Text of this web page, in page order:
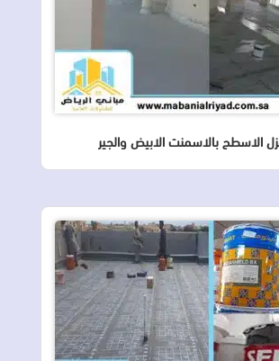
الاسطح بالاسمنت الابيض والجير